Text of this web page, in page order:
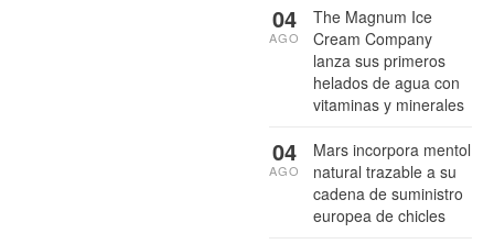
The Magnum Ice
Cream Company
lanza sus primeros
helados de agua con
vitaminas y minerales
04
AGO
Mars incorpora mentol
natural trazable a su
cadena de suministro
europea de chicles
04
AGO